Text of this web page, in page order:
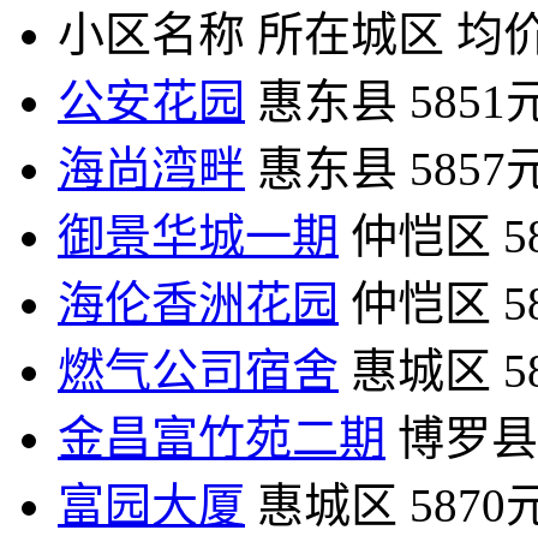
小区名称 所在城区 均
公安花园 惠东县 5851
海尚湾畔 惠东县 5857
御景华城一期 仲恺区
海伦香洲花园 仲恺区
燃气公司宿舍 惠城区
金昌富竹苑二期 博罗县
富园大厦 惠城区 5870